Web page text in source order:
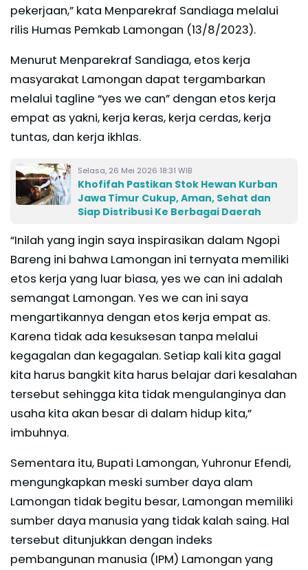
pekerjaan,” kata Menparekraf Sandiaga melalui
rilis Humas Pemkab Lamongan (13/8/2023).
Menurut Menparekraf Sandiaga, etos kerja
masyarakat Lamongan dapat tergambarkan
melalui tagline “yes we can” dengan etos kerja
empat as yakni, kerja keras, kerja cerdas, kerja
tuntas, dan kerja ikhlas.
Selasa, 26 Mei 2026 18:31 WIB
Khofifah Pastikan Stok Hewan Kurban
Jawa Timur Cukup, Aman, Sehat dan
Siap Distribusi Ke Berbagai Daerah
“Inilah yang ingin saya inspirasikan dalam Ngopi
Bareng ini bahwa Lamongan ini ternyata memiliki
etos kerja yang luar biasa, yes we can ini adalah
semangat Lamongan. Yes we can ini saya
mengartikannya dengan etos kerja empat as.
Karena tidak ada kesuksesan tanpa melalui
kegagalan dan kegagalan. Setiap kali kita gagal
kita harus bangkit kita harus belajar dari kesalahan
tersebut sehingga kita tidak mengulanginya dan
usaha kita akan besar di dalam hidup kita,”
imbuhnya.
Sementara itu, Bupati Lamongan, Yuhronur Efendi,
mengungkapkan meski sumber daya alam
Lamongan tidak begitu besar, Lamongan memiliki
sumber daya manusia yang tidak kalah saing. Hal
tersebut ditunjukkan dengan indeks
pembangunan manusia (IPM) Lamongan yang